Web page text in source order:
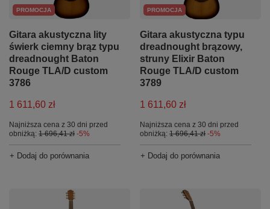
PROMOCJA
Gitara akustyczna lity
świerk ciemny brąz typu
dreadnought Baton
Rouge TLA/D custom
3786
1 611,60 zł
Najniższa cena z 30 dni przed
obniżką: 1 696,41 zł -5%
+ Dodaj do porównania
PROMOCJA
Gitara akustyczna typu
dreadnought brązowy,
struny Elixir Baton
Rouge TLA/D custom
3789
1 611,60 zł
Najniższa cena z 30 dni przed
obniżką: 1 696,41 zł -5%
+ Dodaj do porównania